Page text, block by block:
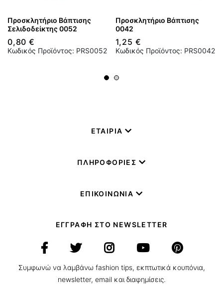
Προσκλητήριο Βάπτισης
Σελιδοδείκτης 0052
0,80 €
Κωδικός Προϊόντος: PRS0052
Προσκλητήριο Βάπτισης
0042
1,25 €
Κωδικός Προϊόντος: PRS0042
ΕΤΑΙΡΙΑ
ΠΛΗΡΟΦΟΡΙΕΣ
ΕΠΙΚΟΙΝΩΝΙΑ
ΕΓΓΡΑΦΗ ΣΤΟ NEWSLETTER
Συμφωνώ να λαμβάνω fashion tips, εκπτωτικά κουπόνια,
newsletter, email και διαφημίσεις.